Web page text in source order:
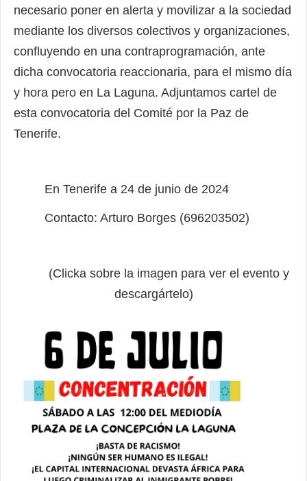
necesario poner en alerta y movilizar a la sociedad
mediante los diversos colectivos y organizaciones,
confluyendo en una contraprogramación, ante
dicha convocatoria reaccionaria, para el mismo día
y hora pero en La Laguna. Adjuntamos cartel de
esta convocatoria del Comité por la Paz de
Tenerife.
En Tenerife a 24 de junio de 2024
Contacto: Arturo Borges (696203502)
(Clicka sobre la imagen para ver el evento y
descargártelo)